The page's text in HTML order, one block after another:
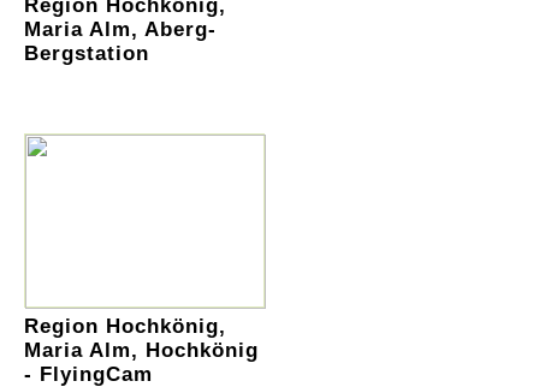
Region Hochkönig,
Maria Alm, Aberg-
Bergstation
Region Hochkönig,
Maria Alm, Hochkönig
- FlyingCam